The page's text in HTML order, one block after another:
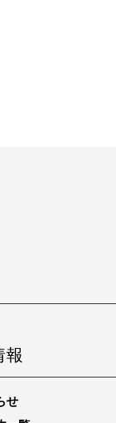
報
せ